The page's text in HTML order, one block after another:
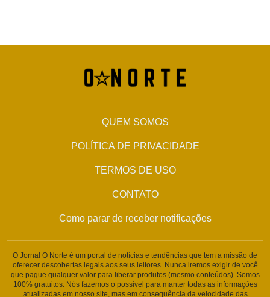
QUEM SOMOS
POLÍTICA DE PRIVACIDADE
TERMOS DE USO
CONTATO
Como parar de receber notificações
O Jornal O Norte é um portal de notícias e tendências que tem a missão de
oferecer descobertas legais aos seus leitores. Nunca iremos exigir de você
que pague qualquer valor para liberar produtos (mesmo conteúdos). Somos
100% gratuitos. Nós fazemos o possível para manter todas as informações
atualizadas em nosso site, mas em consequência da velocidade das